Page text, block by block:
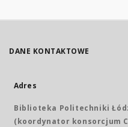
DANE KONTAKTOWE
Adres
Biblioteka Politechniki
(koordynator konsorcjum